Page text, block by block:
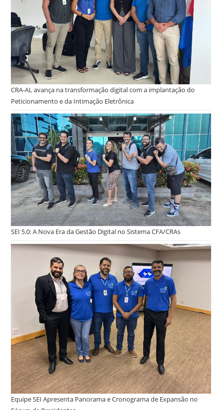
CRA-AL avança na transformação digital com a implantação do
Peticionamento e da Intimação Eletrônica
SEI 5.0: A Nova Era da Gestão Digital no Sistema CFA/CRAs
Equipe SEI Apresenta Panorama e Cronograma de Expansão no